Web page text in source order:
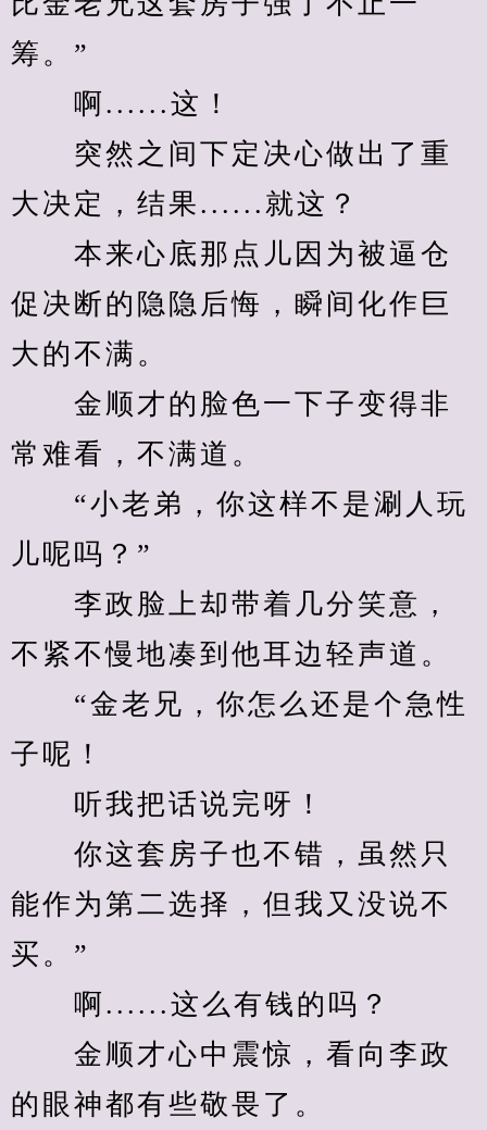
筹。”
啊......这！
突然之间下定决心做出了重
大决定，结果......就这？
本来心底那点儿因为被逼仓
促决断的隐隐后悔，瞬间化作巨
大的不满。
金顺才的脸色一下子变得非
常难看，不满道。
“小老弟，你这样不是涮人玩
儿呢吗？”
李政脸上却带着几分笑意，
不紧不慢地凑到他耳边轻声道。
“金老兄，你怎么还是个急性
子呢！
听我把话说完呀！
你这套房子也不错，虽然只
能作为第二选择，但我又没说不
买。”
啊......这么有钱的吗？
金顺才心中震惊，看向李政
的眼神都有些敬畏了。